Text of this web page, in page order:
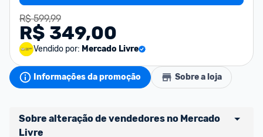
R$ 599,99
R$ 349,00
Vendido por: Mercado Livre
Informações da promoção Sobre a loja
Sobre alteração de vendedores no Mercado
Livre